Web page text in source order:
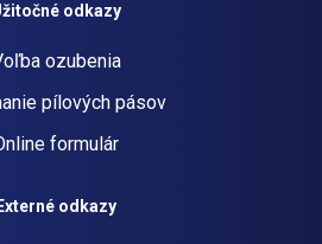
odkazy
ozubenia
pílových pásov
formulár
Externé odkazy